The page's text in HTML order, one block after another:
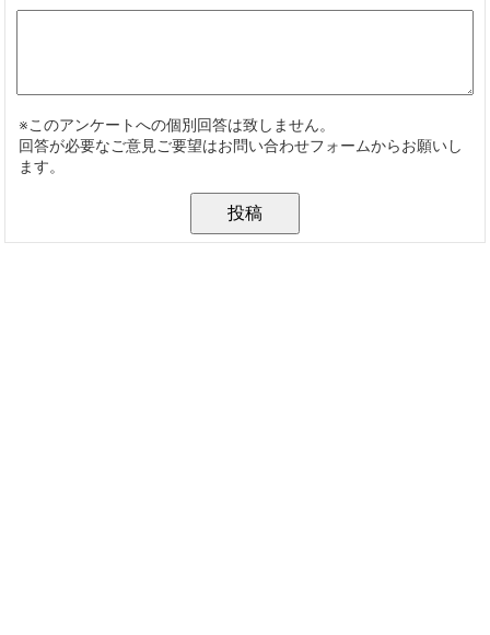
※このアンケートへの個別回答は致しません。
回答が必要なご意見ご要望はお問い合わせフォームからお願いし
ます。